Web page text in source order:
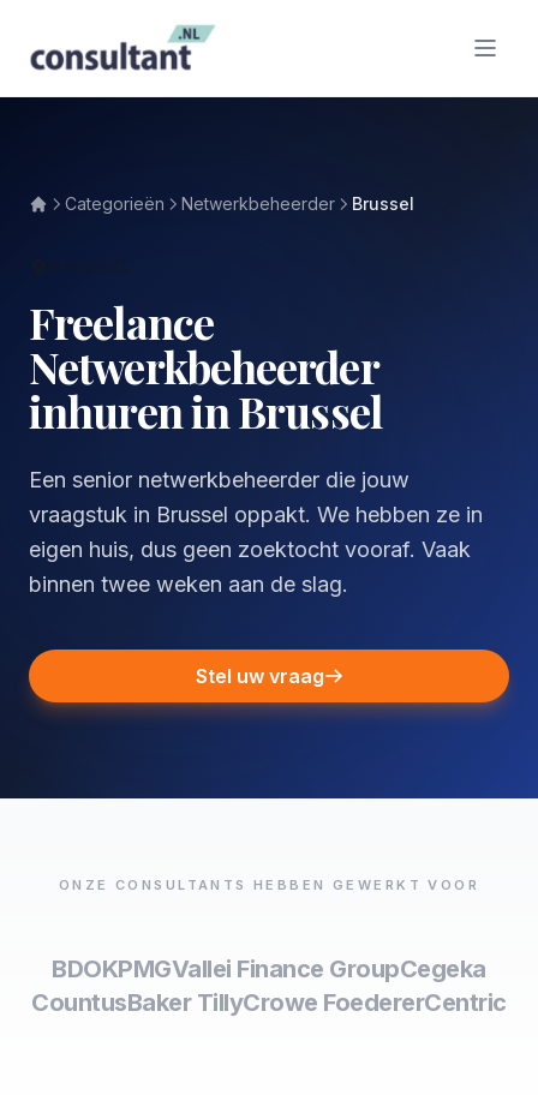
Categorieën Netwerkbeheerder Brussel
Freelance
Netwerkbeheerder
inhuren in Brussel
Een senior netwerkbeheerder die jouw
vraagstuk in Brussel oppakt. We hebben ze in
eigen huis, dus geen zoektocht vooraf. Vaak
binnen twee weken aan de slag.
Stel uw vraag
ONZE CONSULTANTS HEBBEN GEWERKT VOOR
BDOKPMGVallei Finance GroupCegeka
CountusBaker TillyCrowe FoedererCentric